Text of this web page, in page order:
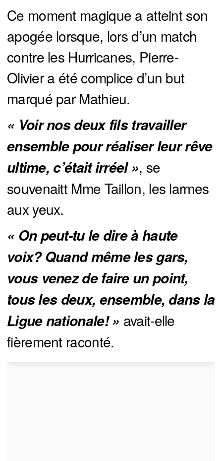
Ce moment magique a atteint son
apogée lorsque, lors d’un match
contre les Hurricanes, Pierre-
Olivier a été complice d’un but
marqué par Mathieu.
« Voir nos deux fils travailler
ensemble pour réaliser leur rêve
ultime, c’était irréel », se
souvenaitt Mme Taillon, les larmes
aux yeux.
« On peut-tu le dire à haute
voix? Quand même les gars,
vous venez de faire un point,
tous les deux, ensemble, dans la
Ligue nationale! » avait-elle
fièrement raconté.